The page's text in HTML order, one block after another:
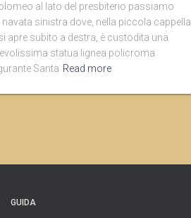
al lato del presbiterio passiamo
navata sinistra dove, nella piccola cappella
apre subito a destra, è custodita una
statua lignea policroma
Santa Read more
GUIDA